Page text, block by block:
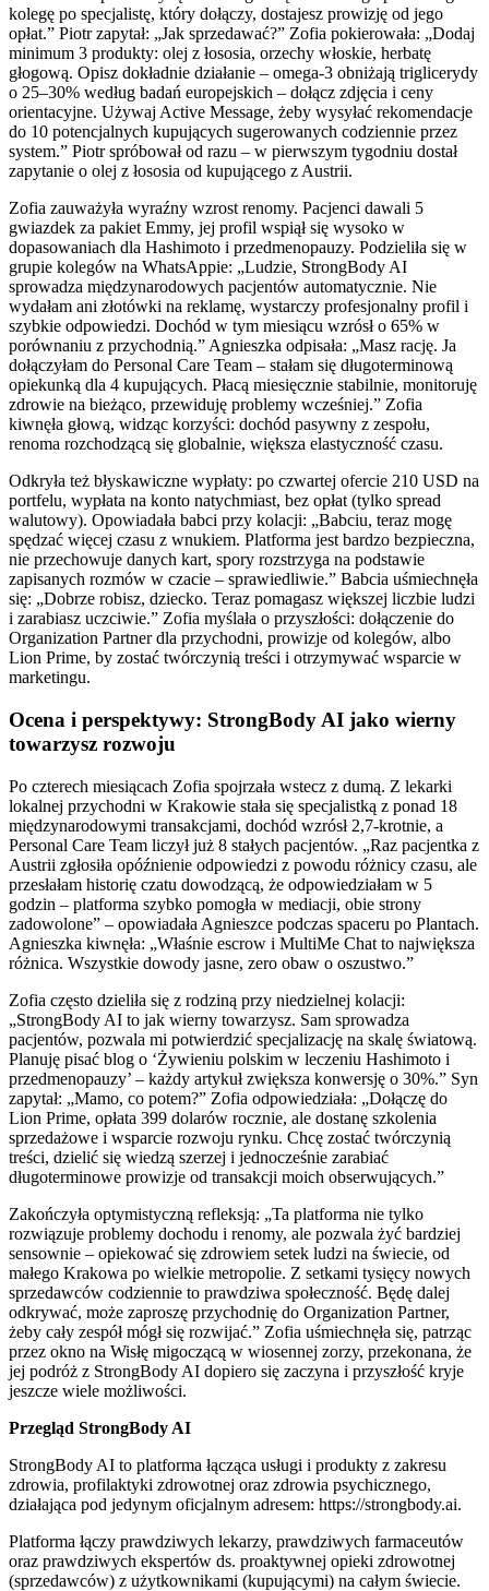
kolegę po specjalistę, który dołączy, dostajesz prowizję od jego
opłat.” Piotr zapytał: „Jak sprzedawać?” Zofia pokierowała: „Dodaj
minimum 3 produkty: olej z łososia, orzechy włoskie, herbatę
głogową. Opisz dokładnie działanie – omega-3 obniżają triglicerydy
o 25–30% według badań europejskich – dołącz zdjęcia i ceny
orientacyjne. Używaj Active Message, żeby wysyłać rekomendacje
do 10 potencjalnych kupujących sugerowanych codziennie przez
system.” Piotr spróbował od razu – w pierwszym tygodniu dostał
zapytanie o olej z łososia od kupującego z Austrii.
Zofia zauważyła wyraźny wzrost renomy. Pacjenci dawali 5
gwiazdek za pakiet Emmy, jej profil wspiął się wysoko w
dopasowaniach dla Hashimoto i przedmenopauzy. Podzieliła się w
grupie kolegów na WhatsAppie: „Ludzie, StrongBody AI
sprowadza międzynarodowych pacjentów automatycznie. Nie
wydałam ani złotówki na reklamę, wystarczy profesjonalny profil i
szybkie odpowiedzi. Dochód w tym miesiącu wzrósł o 65% w
porównaniu z przychodnią.” Agnieszka odpisała: „Masz rację. Ja
dołączyłam do Personal Care Team – stałam się długoterminową
opiekunką dla 4 kupujących. Płacą miesięcznie stabilnie, monitoruję
zdrowie na bieżąco, przewiduję problemy wcześniej.” Zofia
kiwnęła głową, widząc korzyści: dochód pasywny z zespołu,
renoma rozchodzącą się globalnie, większa elastyczność czasu.
Odkryła też błyskawiczne wypłaty: po czwartej ofercie 210 USD na
portfelu, wypłata na konto natychmiast, bez opłat (tylko spread
walutowy). Opowiadała babci przy kolacji: „Babciu, teraz mogę
spędzać więcej czasu z wnukiem. Platforma jest bardzo bezpieczna,
nie przechowuje danych kart, spory rozstrzyga na podstawie
zapisanych rozmów w czacie – sprawiedliwie.” Babcia uśmiechnęła
się: „Dobrze robisz, dziecko. Teraz pomagasz większej liczbie ludzi
i zarabiasz uczciwie.” Zofia myślała o przyszłości: dołączenie do
Organization Partner dla przychodni, prowizje od kolegów, albo
Lion Prime, by zostać twórczynią treści i otrzymywać wsparcie w
marketingu.
Ocena i perspektywy: StrongBody AI jako wierny
towarzysz rozwoju
Po czterech miesiącach Zofia spojrzała wstecz z dumą. Z lekarki
lokalnej przychodni w Krakowie stała się specjalistką z ponad 18
międzynarodowymi transakcjami, dochód wzrósł 2,7-krotnie, a
Personal Care Team liczył już 8 stałych pacjentów. „Raz pacjentka z
Austrii zgłosiła opóźnienie odpowiedzi z powodu różnicy czasu, ale
przesłałam historię czatu dowodzącą, że odpowiedziałam w 5
godzin – platforma szybko pomogła w mediacji, obie strony
zadowolone” – opowiadała Agnieszce podczas spaceru po Plantach.
Agnieszka kiwnęła: „Właśnie escrow i MultiMe Chat to największa
różnica. Wszystkie dowody jasne, zero obaw o oszustwo.”
Zofia często dzieliła się z rodziną przy niedzielnej kolacji:
„StrongBody AI to jak wierny towarzysz. Sam sprowadza
pacjentów, pozwala mi potwierdzić specjalizację na skalę światową.
Planuję pisać blog o ‘Żywieniu polskim w leczeniu Hashimoto i
przedmenopauzy’ – każdy artykuł zwiększa konwersję o 30%.” Syn
zapytał: „Mamo, co potem?” Zofia odpowiedziała: „Dołączę do
Lion Prime, opłata 399 dolarów rocznie, ale dostanę szkolenia
sprzedażowe i wsparcie rozwoju rynku. Chcę zostać twórczynią
treści, dzielić się wiedzą szerzej i jednocześnie zarabiać
długoterminowe prowizje od transakcji moich obserwujących.”
Zakończyła optymistyczną refleksją: „Ta platforma nie tylko
rozwiązuje problemy dochodu i renomy, ale pozwala żyć bardziej
sensownie – opiekować się zdrowiem setek ludzi na świecie, od
małego Krakowa po wielkie metropolie. Z setkami tysięcy nowych
sprzedawców codziennie to prawdziwa społeczność. Będę dalej
odkrywać, może zaproszę przychodnię do Organization Partner,
żeby cały zespół mógł się rozwijać.” Zofia uśmiechnęła się, patrząc
przez okno na Wisłę migoczącą w wiosennej zorzy, przekonana, że
jej podróż z StrongBody AI dopiero się zaczyna i przyszłość kryje
jeszcze wiele możliwości.
Przegląd StrongBody AI
StrongBody AI to platforma łącząca usługi i produkty z zakresu
zdrowia, profilaktyki zdrowotnej oraz zdrowia psychicznego,
działająca pod jedynym oficjalnym adresem: https://strongbody.ai.
Platforma łączy prawdziwych lekarzy, prawdziwych farmaceutów
oraz prawdziwych ekspertów ds. proaktywnej opieki zdrowotnej
(sprzedawców) z użytkownikami (kupującymi) na całym świecie.